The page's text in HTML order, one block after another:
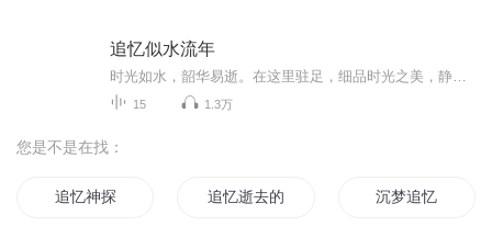
追忆似水流年
15 1.3万
您是不是在找：
追忆神探 追忆逝去的青春 沉梦追忆